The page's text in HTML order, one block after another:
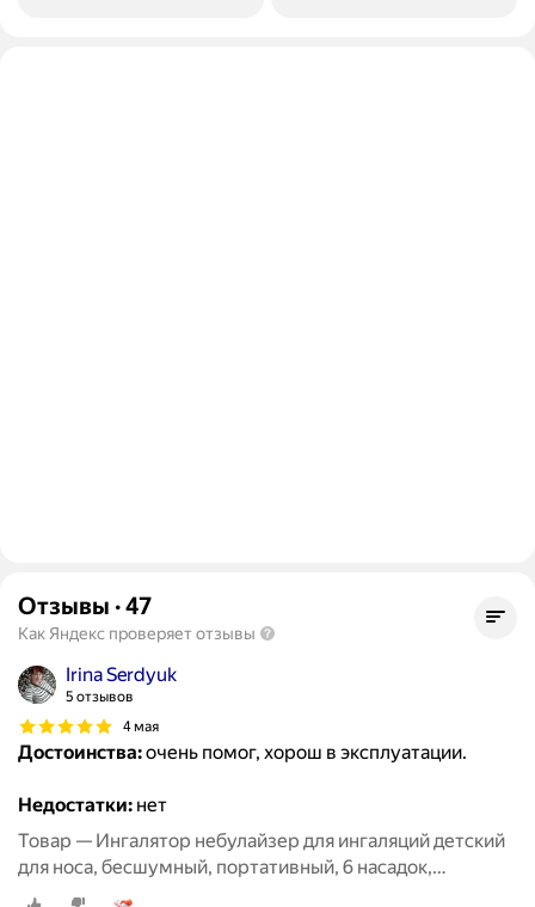
Отзывы ·47
Как Яндекс проверяет отзывы
Irina Serdyuk
5 отзывов
4 мая
Достоинства:очень помог, хорош в эксплуатации.
Недостатки: нет
Товар — Ингалятор небулайзер для ингаляций детский
для носа, бесшумный, портативный, 6 насадок,
аэрозольный, взрослый, белый